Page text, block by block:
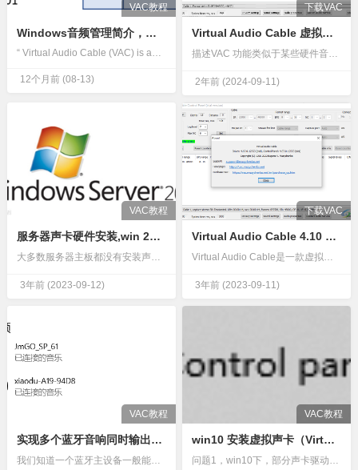
VAC教程
Windows音频管理简介，以及Virtual Audio Cable (VAC) 介绍
“ Virtual Audio Cable (VAC) is an audio bridge between applications that transmi…
12个月前 (08-13)
下载VAC
Virtual Audio Cable 虚拟音频线 VAC 4.67
描述VAC 功能类似于某些硬件音频适配器（卡）中实现的“立体声混音”（“What You Hear”或“What U Hear”）功能。但只是相似，并不等同。如果您只需要 Vista/Win7/Win…
2年前 (2024-09-11)
VAC教程
服务器声卡硬件安装,win 2008虚拟声卡的配置
大多数服务器主板都没有安装声卡，但是如果你的服务器应用中需要有声卡的支持，是否就没辙了？最近在做个项目，需要有语音合成的功能，自然就想到用Windows的TTS(Text To Speech)语音引擎…
3年前 (2023-09-12)
下载VAC
Virtual Audio Cable 4.10 64位32位通用破解版 无提示音
Virtual Audio Cable是一款虚拟声卡软件，可以在软件上配置音频输出参数，以后就可以将其作为默认的音频输出设备，让用户可以提升声音质量，通过软件技术帮助用户优化电脑声音效果，让用户通…
3年前 (2023-09-11)
VAC教程
实现多个蓝牙音响同时输出电脑声音的方法
我们知道一个蓝牙主设备一般能够连接7个左右从设备，但只能连接一个不同类型的从设备（例如蓝牙耳机、蓝牙见键盘、蓝牙鼠标）使用。如何让电脑同时链接多个蓝牙音响同时发声？这个问题很多小伙伴或许都遇到过。我家…
VAC教程
win10 安装虚拟声卡（Virtual Audio Cable）与设置。及蓝牙耳机音量调节问题
问题1，win10下，部分声卡驱动 去除了混音功能，导致软件无法在系统内部录音。win+Alt-+R 调出的系统录屏工具，无法录取软件输出的声音。这里需要安装 Virtual Audio Cable&…